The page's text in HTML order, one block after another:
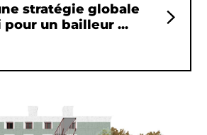
stratégie globale
un bailleur ...